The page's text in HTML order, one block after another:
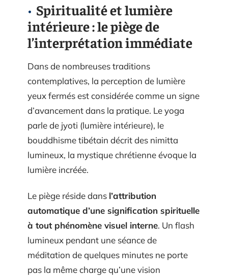
Spiritualité et lumière
intérieure : le piège de
l’interprétation immédiate
Dans de nombreuses traditions
contemplatives, la perception de lumière
yeux fermés est considérée comme un signe
d’avancement dans la pratique. Le yoga
parle de jyoti (lumière intérieure), le
bouddhisme tibétain décrit des nimitta
lumineux, la mystique chrétienne évoque la
lumière incréée.
Le piège réside dans l’attribution
automatique d’une signification spirituelle
à tout phénomène visuel interne. Un flash
lumineux pendant une séance de
méditation de quelques minutes ne porte
pas la même charge qu’une vision